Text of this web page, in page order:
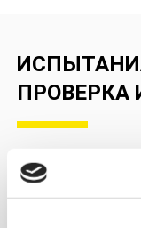
ПРОВЕРКА
Хотя мы
проходят